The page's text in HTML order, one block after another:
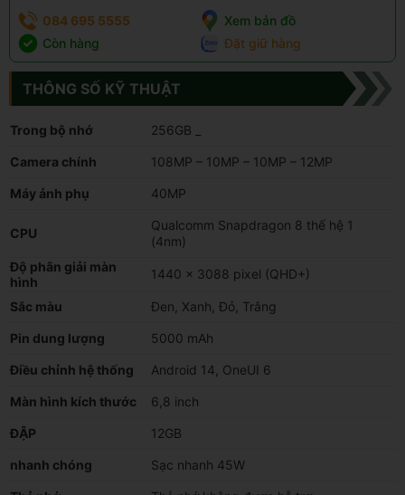
084 695 5555
Xem bản đồ
Còn hàng
Đặt giữ hàng
THÔNG SỐ KỸ THUẬT
Trong bộ nhớ 256GB
Camera chính 108MP – 10MP – 10MP – 12MP
Máy ảnh phụ 40MP
CPU
Qualcomm Snapdragon 8 thế hệ 1
(4nm)
Độ phân giải màn
hình
1440 x 3088 pixel (QHD+)
Sắc màu Đen, Xanh, Đỏ, Trắng
Pin dung lượng 5000 mAh
Điều chỉnh hệ thống Android 14, OneUI 6
Màn hình kích thước 6,8 inch
ĐẬP 12GB
nhanh chóng Sạc nhanh 45W